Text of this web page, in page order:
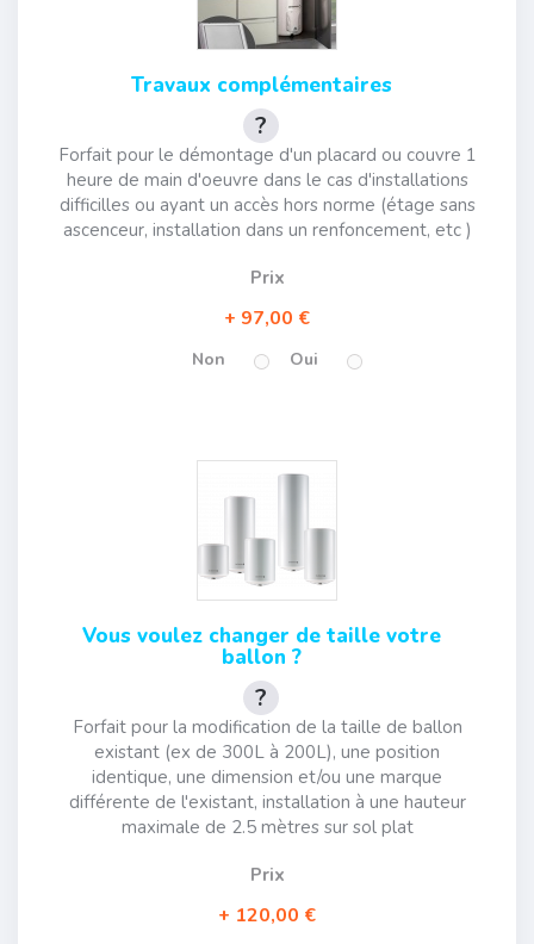
Travaux complémentaires
Forfait pour le démontage d'un placard ou couvre 1
heure de main d'oeuvre dans le cas d'installations
difficilles ou ayant un accès hors norme (étage sans
ascenceur, installation dans un renfoncement, etc )
Prix
97,00 €
Non Oui
Vous voulez changer de taille votre
ballon ?
Forfait pour la modification de la taille de ballon
existant (ex de 300L à 200L), une position
identique, une dimension et/ou une marque
différente de l'existant, installation à une hauteur
maximale de 2.5 mètres sur sol plat
Prix
120,00 €